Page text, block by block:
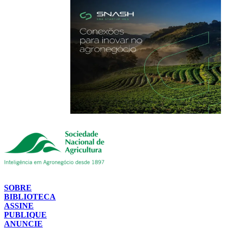
SOBRE
BIBLIOTECA
ASSINE
PUBLIQUE
ANUNCIE